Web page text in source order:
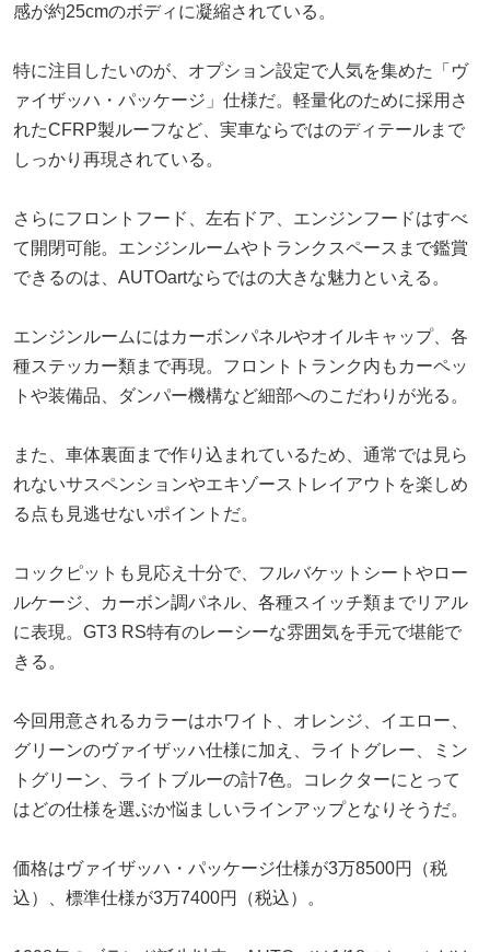
感が約25cmのボディに凝縮されている。
特に注目したいのが、オプション設定で人気を集めた「ヴ
ァイザッハ・パッケージ」仕様だ。軽量化のために採用さ
れたCFRP製ルーフなど、実車ならではのディテールまで
しっかり再現されている。
さらにフロントフード、左右ドア、エンジンフードはすべ
て開閉可能。エンジンルームやトランクスペースまで鑑賞
できるのは、AUTOartならではの大きな魅力といえる。
エンジンルームにはカーボンパネルやオイルキャップ、各
種ステッカー類まで再現。フロントトランク内もカーペッ
トや装備品、ダンパー機構など細部へのこだわりが光る。
また、車体裏面まで作り込まれているため、通常では見ら
れないサスペンションやエキゾーストレイアウトを楽しめ
る点も見逃せないポイントだ。
コックピットも見応え十分で、フルバケットシートやロー
ルケージ、カーボン調パネル、各種スイッチ類までリアル
に表現。GT3 RS特有のレーシーな雰囲気を手元で堪能で
きる。
今回用意されるカラーはホワイト、オレンジ、イエロー、
グリーンのヴァイザッハ仕様に加え、ライトグレー、ミン
トグリーン、ライトブルーの計7色。コレクターにとって
はどの仕様を選ぶか悩ましいラインアップとなりそうだ。
価格はヴァイザッハ・パッケージ仕様が3万8500円（税
込）、標準仕様が3万7400円（税込）。